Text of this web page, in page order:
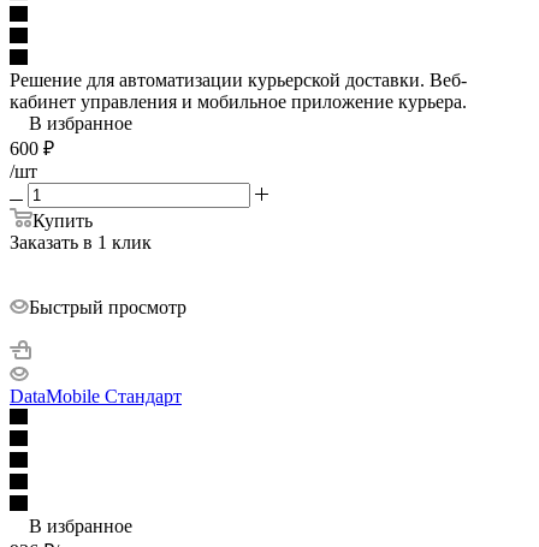
Решение для автоматизации курьерской доставки. Веб-
кабинет управления и мобильное приложение курьера.
В избранное
600 ₽
/шт
Купить
Заказать в 1 клик
Быстрый просмотр
DataMobile Стандарт
В избранное